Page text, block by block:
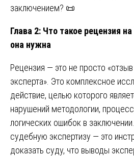
заключением? 📜
Глава 2: Что такое рецензия
она нужна
Рецензия — это не просто
эксперта». Это комплексное
действие, целью которого
нарушений методологии,
логических ошибок в
судебную экспертизу — это
доказать суду, что выводы